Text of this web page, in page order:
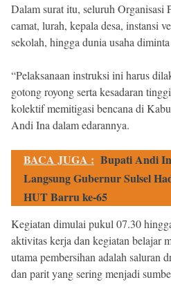
Dalam surat itu, seluruh Organisasi
camat, lurah, kepala desa,
sekolah, hingga dunia usaha
“Pelaksanaan instruksi ini harus
gotong royong serta kesadaran
kolektif memitigasi bencana di
Andi Ina dalam edarannya.
BACA JUGA : Bupati Andi
Langsung Gubernur Sulsel
HUT Barru ke-65
Kegiatan dimulai pukul 07.30
aktivitas kerja dan kegiatan belajar
utama pembersihan adalah saluran
dan parit yang sering menjadi